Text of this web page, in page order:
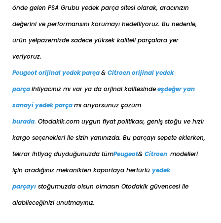
önde gelen PSA Grubu yedek parça sitesi olarak, aracınızın
değerini ve performansını korumayı hedefliyoruz. Bu nedenle,
ürün yelpazemizde sadece yüksek kaliteli parçalara yer
veriyoruz.
Peugeot orijinal yedek parça& Citroen orijinal yedek
parçaihtiyacınız mı var ya da orjinal kalitesindeeşdeğeryan
sanayi yedek parçamı arıyorsunuz çözüm
burada. Otodakik.com uygun fiyat politikası, geniş stoğu ve hızlı
kargo seçenekleri ile sizin yanınızda. Bu parçayı sepete eklerken,
tekrar ihtiyaç duyduğunuzda tümPeugeot& Citroen modelleri
için aradığınız mekanikten kaportaya hertürlü yedek
parçayı stoğumuzda olsun olmasın Otodakik güvencesi ile
alabileceğinizi unutmayınız.